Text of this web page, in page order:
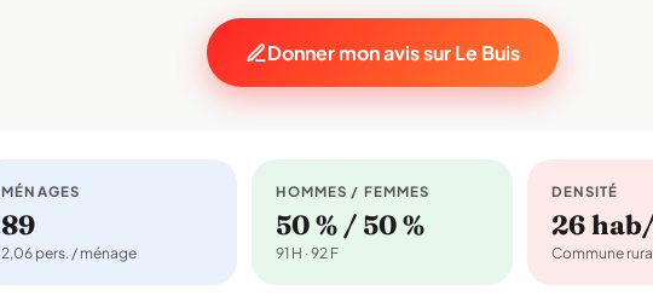
Donner mon avis sur Le Buis
MÉNAGES
89
2,06 pers. / ménage
HOMMES / FEMMES
50 % / 50 %
91 H · 92 F
DENSITÉ
26
Commune